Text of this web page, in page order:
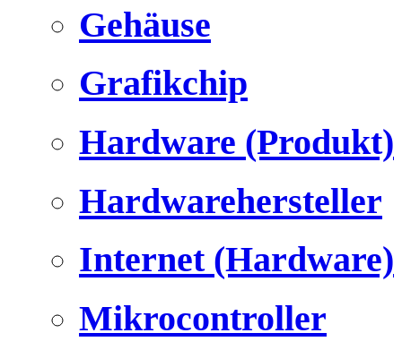
Gehäuse
Grafikchip
Hardware (Produkt)
Hardwarehersteller
Internet (Hardware)
Mikrocontroller